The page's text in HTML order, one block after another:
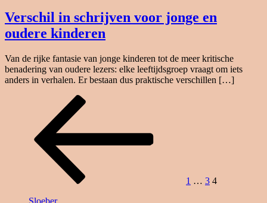
Verschil in schrijven voor jonge en
oudere kinderen
Van de rijke fantasie van jonge kinderen tot de meer kritische
benadering van oudere lezers: elke leeftijdsgroep vraagt om iets
anders in verhalen. Er bestaan dus praktische verschillen […]
paginering
1 … 3 4
Sloeber